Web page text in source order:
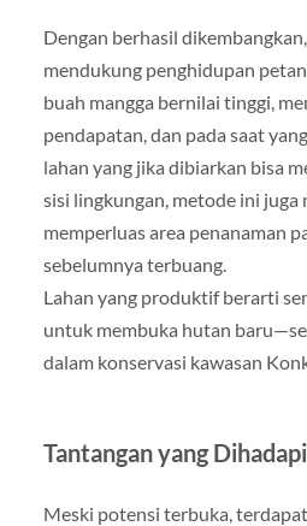
Dengan berhasil
mendukung penghidupan
buah mangga bernilai tinggi,
pendapatan, dan pada saat
lahan yang jika dibiarkan bisa
sisi lingkungan, metode ini juga
memperluas area penanaman
sebelumnya terbuang.
Lahan yang produktif berarti
untuk membuka hutan
dalam konservasi kawasan
Tantangan yang Dihadapi
Meski potensi terbuka,